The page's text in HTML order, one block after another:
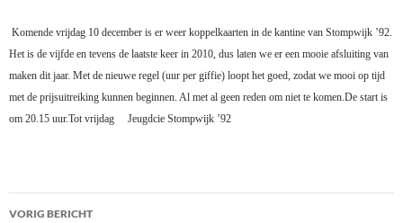
Komende vrijdag 10 december is er weer koppelkaarten in de kantine van Stompwijk ’92.
Het is de vijfde en tevens de laatste keer in 2010, dus laten we er een mooie afsluiting van
maken dit jaar. Met de nieuwe regel (uur per giffie) loopt het goed, zodat we mooi op tijd
met de prijsuitreiking kunnen beginnen. Al met al geen reden om niet te komen.De start is
om 20.15 uur.Tot vrijdag Jeugdcie Stompwijk ’92
Bericht
VORIG BERICHT